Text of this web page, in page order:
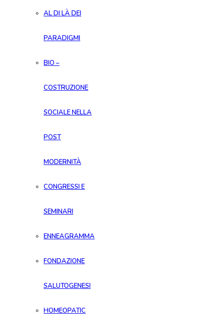
AL DI LÀ DEI
PARADIGMI
BIO –
COSTRUZIONE
SOCIALE NELLA
POST
MODERNITÀ
CONGRESSI E
SEMINARI
ENNEAGRAMMA
FONDAZIONE
SALUTOGENESI
HOMEOPATIC